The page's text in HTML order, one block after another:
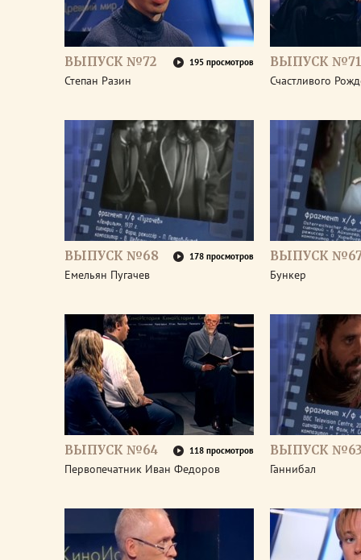
ВЫПУСК №72 195 просмотров
Степан Разин
ВЫПУСК №71
Счастливого
ВЫПУСК №68 178 просмотров
Емельян Пугачев
ВЫПУСК
Бункер
ВЫПУСК №64 118 просмотров
Первопечатник Иван Федоров
ВЫПУСК
Ганнибал